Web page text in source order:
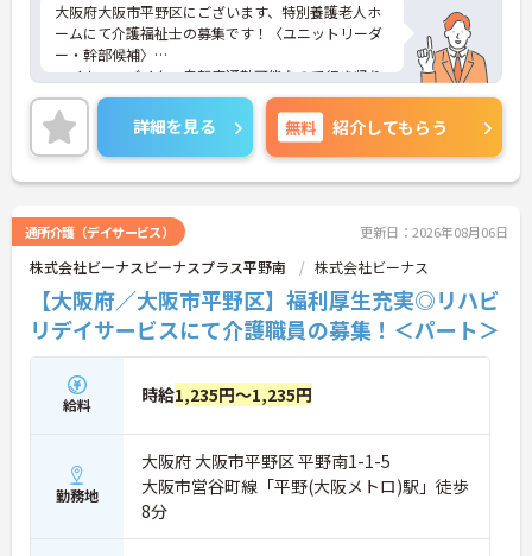
大阪府大阪市平野区にございます、特別養護老人ホ
ームにて介護福祉士の募集です！〈ユニットリーダ
ー・幹部候補〉
マイカー・バイク・自転車通勤可能なので行き帰り
がスムーズ♪
育児休暇制度や、その他福利厚生も整っております
ので安心して就業していただけます★
ご興味のある方は、マイナビ介護職までお問い合わ
せください。
詳細を見る 無料 紹介してもらう
通所介護（デイサービス） 更新日：2026年08月06日
株式会社ビーナスビーナスプラス平野南 株式会社ビーナス
【大阪府／大阪市平野区】福利厚生充実◎リハビ
リデイサービスにて介護職員の募集！＜パート＞
給料 時給1,235円～1,235円
勤務地
大阪府 大阪市平野区 平野南1-1-5
大阪市営谷町線「平野(大阪メトロ)駅」徒歩
8分